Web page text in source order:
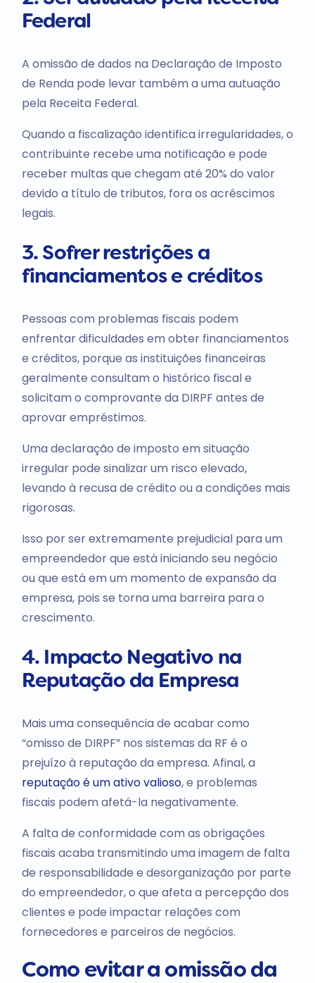
Federal
A omissão de dados na Declaração de Imposto
de Renda pode levar também a uma autuação
pela Receita Federal.
Quando a fiscalização identifica irregularidades, o
contribuinte recebe uma notificação e pode
receber multas que chegam até 20% do valor
devido a título de tributos, fora os acréscimos
legais.
3. Sofrer restrições a
financiamentos e créditos
Pessoas com problemas fiscais podem
enfrentar dificuldades em obter financiamentos
e créditos, porque as instituições financeiras
geralmente consultam o histórico fiscal e
solicitam o comprovante da DIRPF antes de
aprovar empréstimos.
Uma declaração de imposto em situação
irregular pode sinalizar um risco elevado,
levando à recusa de crédito ou a condições mais
rigorosas.
Isso por ser extremamente prejudicial para um
empreendedor que está iniciando seu negócio
ou que está em um momento de expansão da
empresa, pois se torna uma barreira para o
crescimento.
4. Impacto Negativo na
Reputação da Empresa
Mais uma consequência de acabar como
“omisso de DIRPF” nos sistemas da RF é o
prejuízo à reputação da empresa. Afinal, a
reputação é um ativo valioso, e problemas
fiscais podem afetá-la negativamente.
A falta de conformidade com as obrigações
fiscais acaba transmitindo uma imagem de falta
de responsabilidade e desorganização por parte
do empreendedor, o que afeta a percepção dos
clientes e pode impactar relações com
fornecedores e parceiros de negócios.
Como evitar a omissão da